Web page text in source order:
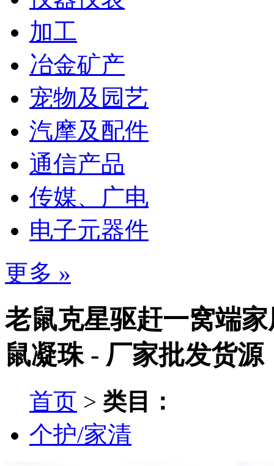
加工
冶金矿产
宠物及园艺
汽摩及配件
通信产品
传媒、广电
电子元器件
更多 »
老鼠克星驱赶一窝端
鼠凝珠 - 厂家批发货源
首页 > 类目：
个护/家清